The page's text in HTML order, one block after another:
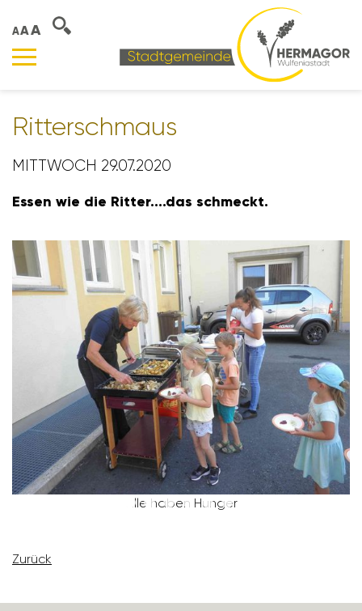
AAA
Ritter­schmaus
MITTWOCH 29.07.2020
Essen wie die Ritter....das schmeckt.
alle haben Hunger
Zurück